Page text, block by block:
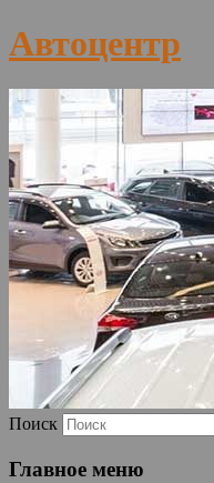
Автоцентр
Поиск
Главное меню